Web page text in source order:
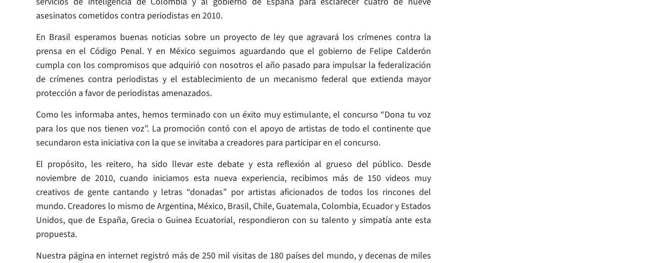
asesinatos cometidos contra periodistas en 2010.
En Brasil esperamos buenas noticias sobre un proyecto de ley que agravará los crímenes contra la
prensa en el Código Penal. Y en México seguimos aguardando que el gobierno de Felipe Calderón
cumpla con los compromisos que adquirió con nosotros el año pasado para impulsar la federalización
de crímenes contra periodistas y el establecimiento de un mecanismo federal que extienda mayor
protección a favor de periodistas amenazados.
Como les informaba antes, hemos terminado con un éxito muy estimulante, el concurso “Dona tu voz
para los que nos tienen voz”. La promoción contó con el apoyo de artistas de todo el continente que
secundaron esta iniciativa con la que se invitaba a creadores para participar en el concurso.
El propósito, les reitero, ha sido llevar este debate y esta reflexión al grueso del público. Desde
noviembre de 2010, cuando iniciamos esta nueva experiencia, recibimos más de 150 videos muy
creativos de gente cantando y letras “donadas” por artistas aficionados de todos los rincones del
mundo. Creadores lo mismo de Argentina, México, Brasil, Chile, Guatemala, Colombia, Ecuador y Estados
Unidos, que de España, Grecia o Guinea Ecuatorial, respondieron con su talento y simpatía ante esta
propuesta.
Nuestra página en internet registró más de 250 mil visitas de 180 países del mundo, y decenas de miles